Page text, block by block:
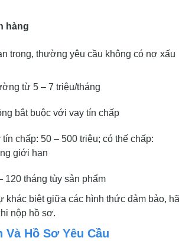
hàng
trọng, thường yêu cầu không có nợ xấu
từ 5 – 7 triệu/tháng
bắt buộc với vay tín chấp
tín chấp: 50 – 500 triệu; có thế chấp:
giới hạn
120 tháng tùy sản phẩm
khác biệt giữa các hình thức đảm bảo,
nộp hồ sơ.
Hồ Sơ Yêu Cầu